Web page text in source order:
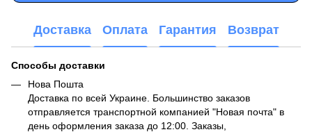
Доставка Оплата Гарантия Возврат
Способы доставки
Нова Пошта
Доставка по всей Украине. Большинство заказов
отправляется транспортной компанией "Новая почта" в
день оформления заказа до 12:00. Заказы,